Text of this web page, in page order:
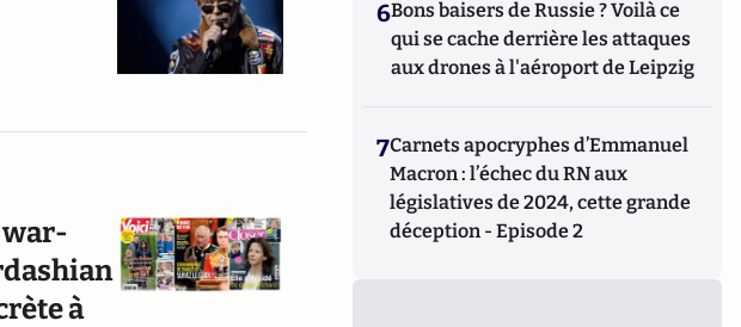
war-
à
6Bons baisers de Russie ? Voilà ce
qui se cache derrière les attaques
aux drones à l'aéroport de Leipzig
7Carnets apocryphes d’Emmanuel
Macron : l’échec du RN aux
législatives de 2024, cette grande
déception - Episode 2